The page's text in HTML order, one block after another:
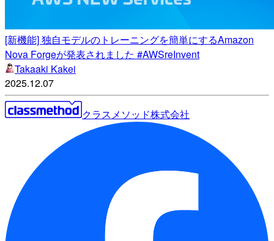
[新機能] 独自モデルのトレーニングを簡単にするAmazon
Nova Forgeが発表されました #AWSreInvent
Takaaki Kakei
2025.12.07
クラスメソッド株式会社